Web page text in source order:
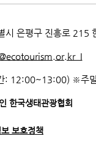
은평구 진흥로 215
I
: 12:00~13:00) ※주말
한국생태관광협회
보호정책